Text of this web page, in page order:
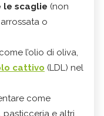
le scaglie (non
o
l’olio di oliva,
cattivo (LDL) nel
come
e altri